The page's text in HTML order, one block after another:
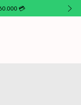
💳